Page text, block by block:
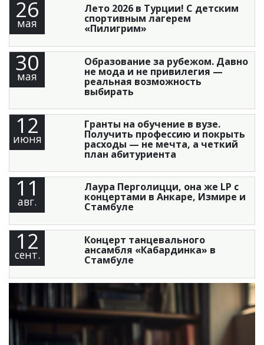
26
мая
Лето 2026 в Турции! С детским
спортивным лагерем
«Пилигрим»
30
мая
Образование за рубежом. Давно
не мода и не привилегия —
реальная возможность
выбирать
12
июня
Гранты на обучение в вузе.
Получить профессию и покрыть
расходы — не мечта, а четкий
план абитуриента
11
авг.
Лаура Перголицци, она же LP с
концертами в Анкаре, Измире и
Стамбуле
12
сент.
Концерт танцевального
ансамбля «Кабардинка» в
Стамбуле